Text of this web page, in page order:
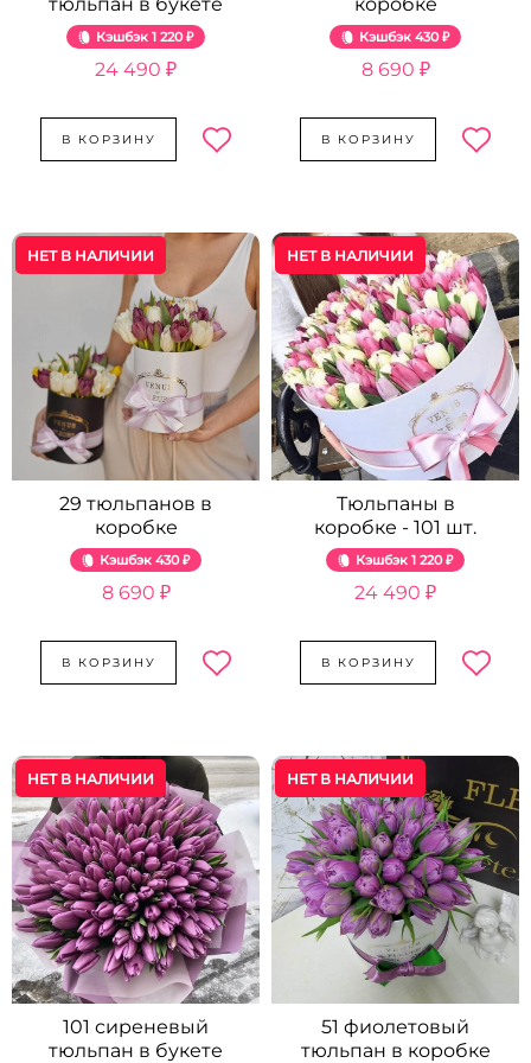
Кэшбэк 1 220 ₽
24 490 ₽
В КОРЗИНУ
Кэшбэк 430 ₽
8 690 ₽
В КОРЗИНУ
НЕТ В НАЛИЧИИ
29 тюльпанов в
коробке
Кэшбэк 430 ₽
8 690 ₽
В КОРЗИНУ
НЕТ В НАЛИЧИИ
Тюльпаны в
коробке - 101 шт.
Кэшбэк 1 220 ₽
24 490 ₽
В КОРЗИНУ
НЕТ В НАЛИЧИИ
101 сиреневый
тюльпан в букете
НЕТ В НАЛИЧИИ
51 фиолетовый
тюльпан в коробке